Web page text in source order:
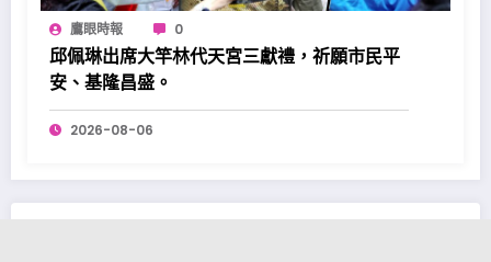
鷹眼時報 0
邱佩琳出席大竿林代天宮三獻禮，祈願市民平
安、基隆昌盛。
2026-08-06